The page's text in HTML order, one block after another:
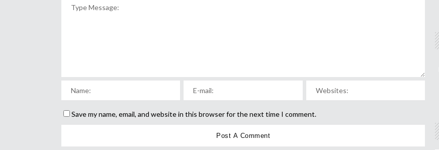
Save my name, email, and website in this browser for the next time I comment.